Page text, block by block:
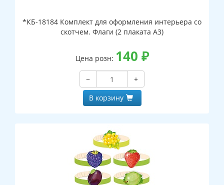
*КБ-18184 Комплект для оформления интерьера со
скотчем. Флаги (2 плаката А3)
Цена розн: 140 ₽
−
+
В корзину